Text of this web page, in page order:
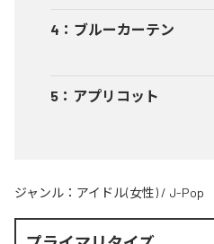
4 ： ブルーカーテン
5 ： アプリコット
ジャンル： アイドル(女性) / J-Pop